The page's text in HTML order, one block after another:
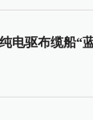
电驱布缆船“